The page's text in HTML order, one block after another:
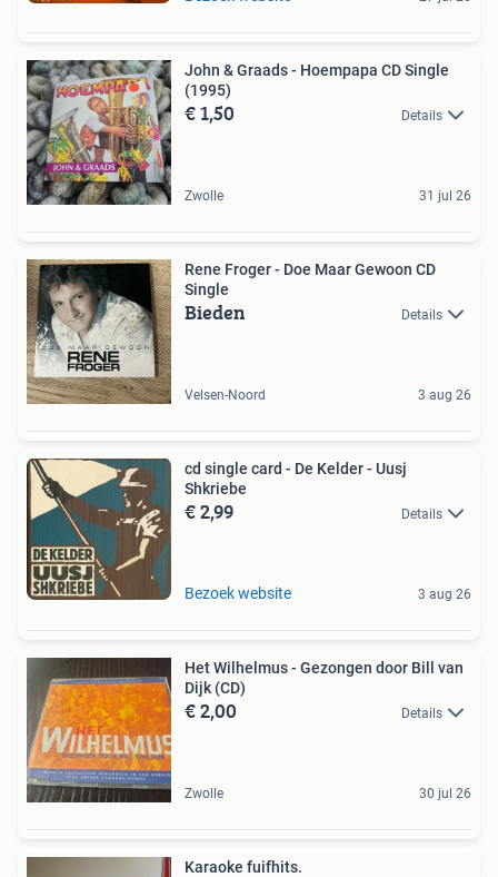
John & Graads - Hoempapa CD Single
(1995)
€ 1,50 Details
Zwolle 31 jul 26
Rene Froger - Doe Maar Gewoon CD
Single
Bieden Details
Velsen-Noord 3 aug 26
cd single card - De Kelder - Uusj
Shkriebe
€ 2,99 Details
Bezoek website 3 aug 26
Het Wilhelmus - Gezongen door Bill van
Dijk (CD)
€ 2,00 Details
Zwolle 30 jul 26
Karaoke fuifhits.